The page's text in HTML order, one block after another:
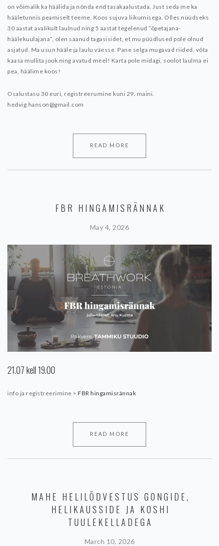
on võimalik ka häälida ja nõnda end tasakaalustada. Just seda me ka
hääletunnis peamiselt teeme. Koos sujuva liikumisega. Olles nüüdseks
30 aastat avalikult laulnud ning 5 aastat tegelenud “õpetajana-
häälekuulajana”, olen saanud tagasisidet, et mu püüdlused pole olnud
asjatud. Ma usun hääle ja laulu väesse. Pane selga mugavad riided, võta
kaasa mullita jook ning avatud meel! Karta pole midagi, soolot laulma ei
pea, häälime koos!
Osalustasu 30 euri, registreerumine kuni 29. maini.
hedvig.hanson@gmail.com
READ MORE
FBR HINGAMISRÄNNAK
May 4, 2026
21.07 kell 19.00
info ja registreerimine > FBR hingamisrännak
READ MORE
MAHE HELILÕDVESTUS GONGIDE,
HELIKAUSSIDE JA KOSHI
TUULEKELLADEGA
March 10, 2026